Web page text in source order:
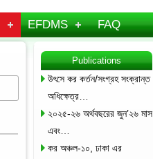
EFDMS FAQ
Publications
উৎসে কর কর্তন/সংগ্রহ সংক্রান্ত
অধিক্ষেত্র…
২০২৫-২৬ অর্থবছরের জুন’২৬ মাস
এবং…
কর অঞ্চল-১০, ঢাকা এর